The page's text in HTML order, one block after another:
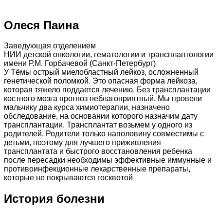
Олеся Паина
Заведующая отделением
НИИ детской онкологии, гематологии и трансплантологии
имени Р.М. Горбачевой (Санкт-Петербург)
У Тёмы острый миелобластный лейкоз, осложненный
генетической поломкой. Это опасная форма лейкоза,
которая тяжело поддается лечению. Без трансплантации
костного мозга прогноз неблагоприятный. Мы провели
мальчику два курса химиотерапии, назначено
обследование, на основании которого назначим дату
трансплантации. Трансплантат возьмем у одного из
родителей. Родители только наполовину совместимы с
детьми, поэтому для лучшего приживления
трансплантата и быстрого восстановления ребенка
после пересадки необходимы эффективные иммунные и
противоинфекционные лекарственные препараты,
которые не покрываются госквотой
История болезни